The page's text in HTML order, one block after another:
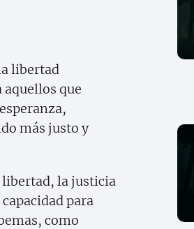
libertad
que
más justo y
libertad, la justicia
para
como